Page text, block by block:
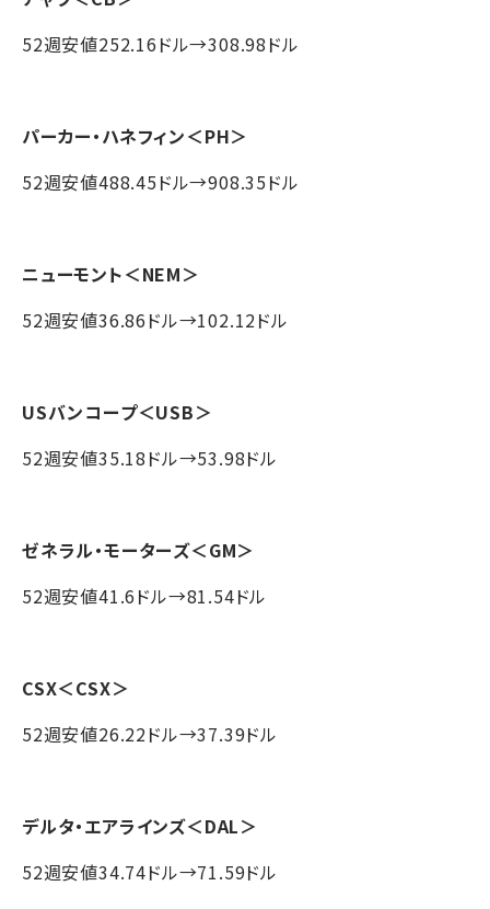
52週安値252.16ドル→308.98ドル
パーカー・ハネフィン＜PH＞
52週安値488.45ドル→908.35ドル
ニューモント＜NEM＞
52週安値36.86ドル→102.12ドル
USバンコープ＜USB＞
52週安値35.18ドル→53.98ドル
ゼネラル・モーターズ＜GM＞
52週安値41.6ドル→81.54ドル
CSX＜CSX＞
52週安値26.22ドル→37.39ドル
デルタ・エアラインズ＜DAL＞
52週安値34.74ドル→71.59ドル